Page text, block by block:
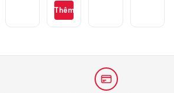
M3325
không
Thêm